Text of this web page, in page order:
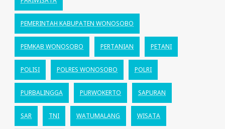
PEMERINTAH KABUPATEN WONOSOBO
PEMKAB WONOSOBO PERTANIAN PETANI
POLISI POLRES WONOSOBO POLRI
PURBALINGGA PURWOKERTO SAPURAN
SAR TNI WATUMALANG WISATA